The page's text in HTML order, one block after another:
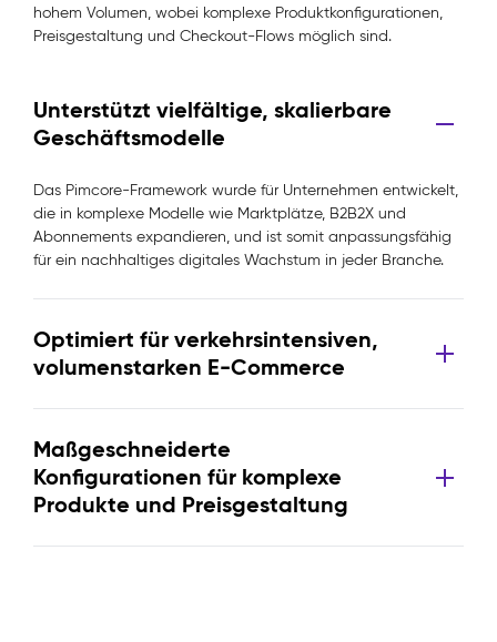
hohem Volumen, wobei komplexe Produktkonfigurationen,
Preisgestaltung und Checkout-Flows möglich sind.
Unterstützt vielfältige, skalierbare
Geschäftsmodelle
Das Pimcore-Framework wurde für Unternehmen entwickelt,
die in komplexe Modelle wie Marktplätze, B2B2X und
Abonnements expandieren, und ist somit anpassungsfähig
für ein nachhaltiges digitales Wachstum in jeder Branche.
Optimiert für verkehrsintensiven,
volumenstarken E-Commerce
Maßgeschneiderte
Konfigurationen für komplexe
Produkte und Preisgestaltung